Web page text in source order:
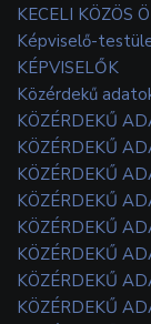
KECELI KÖZÖS
Képviselő-
KÉPVISELŐK
Közérdekű
KÖZÉRDEKŰ
KÖZÉRDEKŰ
KÖZÉRDEKŰ
KÖZÉRDEKŰ
KÖZÉRDEKŰ
KÖZÉRDEKŰ
KÖZÉRDEKŰ
KÖZÉRDEKŰ